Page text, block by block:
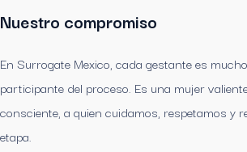
Nuestro compromiso
En Surrogate Mexico, cada gestante es
participante del proceso. Es una mujer
consciente, a quien cuidamos, respetamos y
etapa.